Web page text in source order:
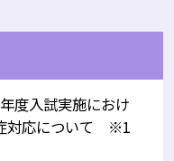
度入試実施におけ
対応について ※1